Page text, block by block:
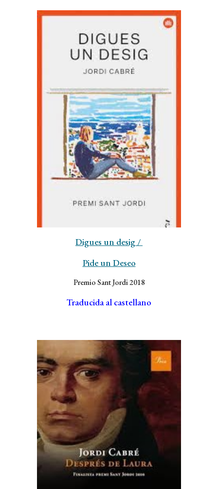
Digues un desig/
Pide un Deseo
Premio Sant Jordi 2018
Traducida al castellano